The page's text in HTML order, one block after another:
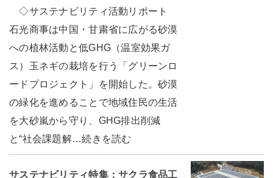
◇サステナビリティ活動リポート
石光商事は中国・甘粛省に広がる砂漠
への植林活動と低GHG（温室効果ガ
ス）玉ネギの栽培を行う「グリーンロ
ードプロジェクト」を開始した。砂漠
の緑化を進めることで地域住民の生活
を大砂嵐から守り、GHG排出削減
と“社会課題解…続きを読む
サステナビリティ特集：サクラ食品工